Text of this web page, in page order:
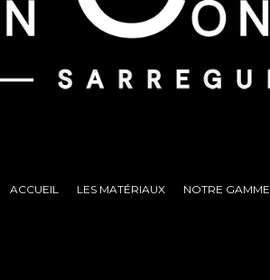
ACCUEIL LES MATÉRIAUX NOTRE GAMME